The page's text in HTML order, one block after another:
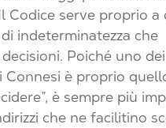
Codice serve proprio a
indeterminatezza che
Poiché uno
è proprio
è sempre più
che ne facilitino